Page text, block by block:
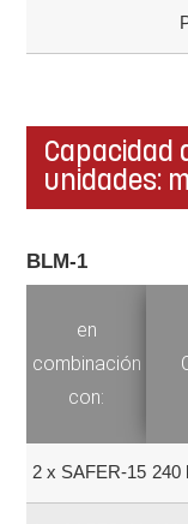
Capacidad
unidades:
BLM-1
en
combinación
con:
2 x SAFER-150240